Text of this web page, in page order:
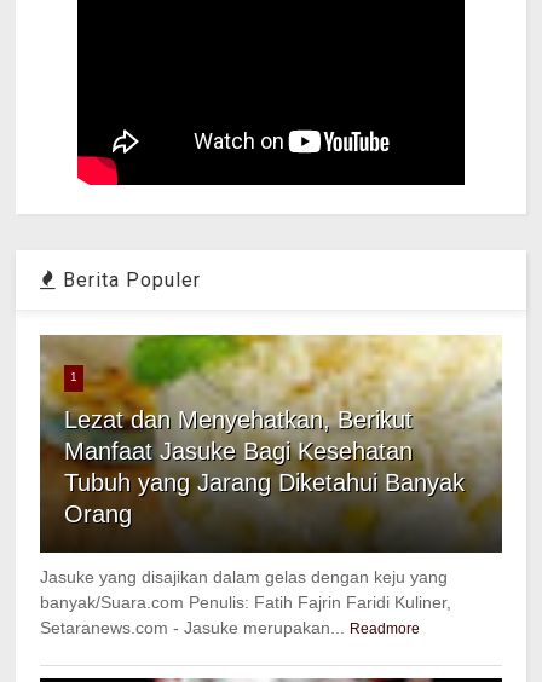
Berita Populer
1
Lezat dan Menyehatkan, Berikut
Manfaat Jasuke Bagi Kesehatan
Tubuh yang Jarang Diketahui Banyak
Orang
Jasuke yang disajikan dalam gelas dengan keju yang
banyak/Suara.com Penulis: Fatih Fajrin Faridi Kuliner,
Setaranews.com - Jasuke merupakan...
Readmore